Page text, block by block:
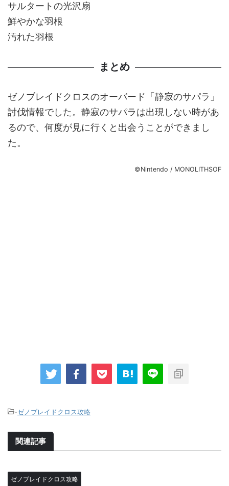
サルタートの光沢扇
鮮やかな羽根
汚れた羽根
まとめ
ゼノブレイドクロスのオーバード「静寂のサパラ」
討伐情報でした。静寂のサパラは出現しない時があ
るので、何度が見に行くと出会うことができまし
た。
©Nintendo / MONOLITHSOF
-ゼノブレイドクロス攻略
関連記事
ゼノブレイドクロス攻略